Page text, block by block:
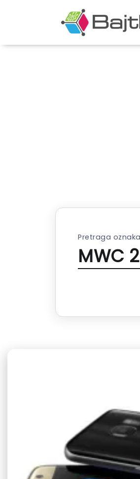
Pretraga oznaka
MWC